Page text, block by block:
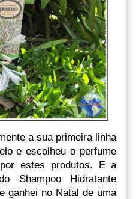
a sua primeira linha
e escolheu o perfume
estes produtos. E a
Shampoo Hidratante
ganhei no Natal de uma